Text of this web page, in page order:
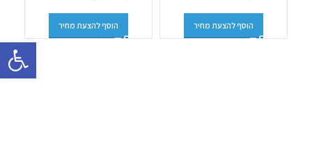
הוסף להצעת מחיר הוסף להצעת מחיר
פתח